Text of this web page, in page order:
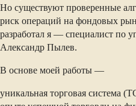
Но существуют проверенные
риск операций на фондовых
разработал я — специалист по
Александр Пылев.
В основе моей работы —
уникальная торговая система